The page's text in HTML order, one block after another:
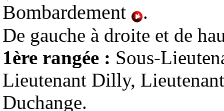
Bombardement
.
De gauche à droite et de
1ère rangée : Sous-
Lieutenant Dilly,
Duchange.